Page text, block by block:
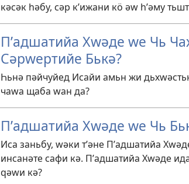
кәсәк һәбу, сәр кʹижани кӧ әԝ һʹәму
Пʹадшатийа Хԝәде ԝе Чь
Сәрԝертийе Бькә?
Һьнә пәйчуйед Исайи амьн жи
чаԝа щаба ԝан да?
Пʹадшатийа Хԝәде ԝе Чь
Иса заньбу, ԝәки тʹәне Пʹадшатийа
инсанәте сафи кә. Пʹадшатийа Хԝәде
ԛәԝи кә?